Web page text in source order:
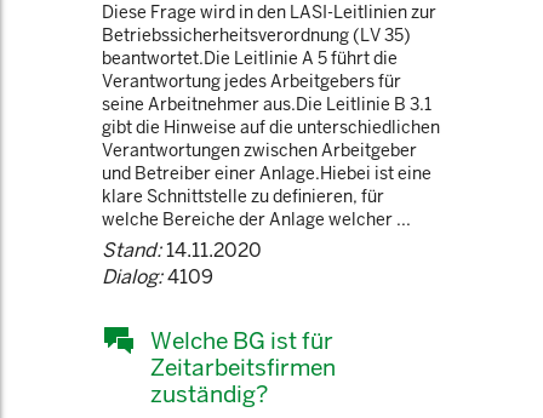
Diese Frage wird in den LASI-Leitlinien zur
Betriebssicherheitsverordnung (LV 35)
beantwortet.Die Leitlinie A 5 führt die
Verantwortung jedes Arbeitgebers für
seine Arbeitnehmer aus.Die Leitlinie B 3.1
gibt die Hinweise auf die unterschiedlichen
Verantwortungen zwischen Arbeitgeber
und Betreiber einer Anlage.Hiebei ist eine
klare Schnittstelle zu definieren, für
welche Bereiche der Anlage welcher ...
Stand:14.11.2020
Dialog:4109
Welche BG ist für
Zeitarbeitsfirmen
zuständig?